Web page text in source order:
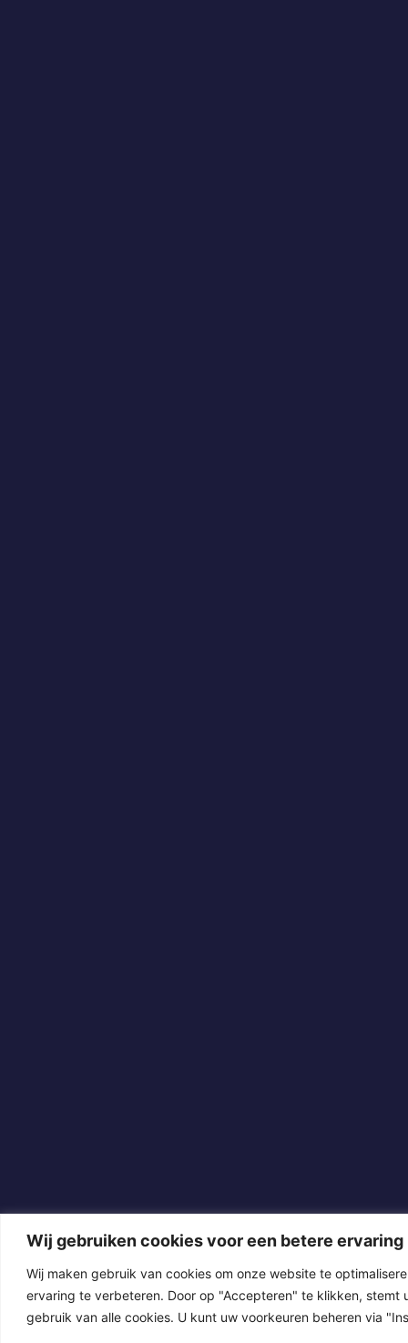
Wij gebruiken cookies voor een betere ervaring
Wij maken gebruik van cookies om onze website te
ervaring te verbeteren. Door op "Accepteren" te klikken, stemt
gebruik van alle cookies. U kunt uw voorkeuren beheren via